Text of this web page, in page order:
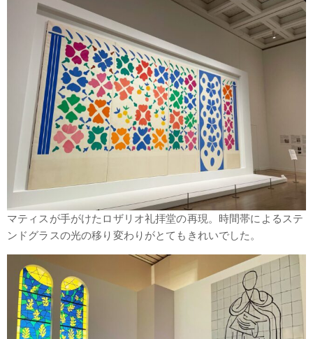
マティスが手がけたロザリオ礼拝堂の再現。時間帯によるステ
ンドグラスの光の移り変わりがとてもきれいでした。